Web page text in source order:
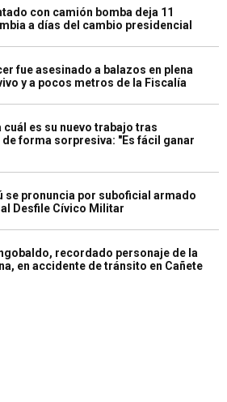
con camión bomba deja 11
a días del cambio presidencial
fue asesinado a balazos en plena
y a pocos metros de la Fiscalía
cuál es su nuevo trabajo tras
forma sorpresiva: "Es fácil ganar
se pronuncia por suboficial armado
Desfile Cívico Militar
recordado personaje de la
en accidente de tránsito en Cañete